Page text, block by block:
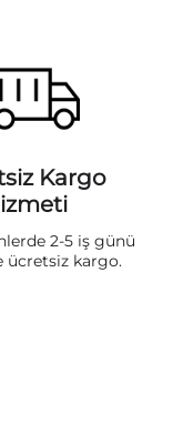
Kargo
2-5 iş günü
ücretsiz kargo.